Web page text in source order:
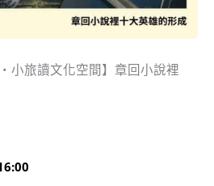
小旅讀文化空間】章回小說裡